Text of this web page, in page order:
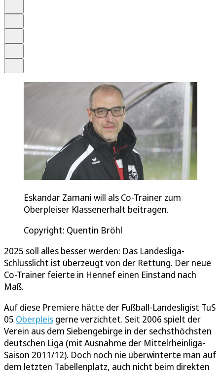
Eskandar Zamani will als Co-Trainer zum
Oberpleiser Klassenerhalt beitragen.
Copyright: Quentin Bröhl
2025 soll alles besser werden: Das Landesliga-
Schlusslicht ist überzeugt von der Rettung. Der neue
Co-Trainer feierte in Hennef einen Einstand nach
Maß.
Auf diese Premiere hätte der Fußball-Landesligist TuS
05 Oberpleis gerne verzichtet. Seit 2006 spielt der
Verein aus dem Siebengebirge in der sechsthöchsten
deutschen Liga (mit Ausnahme der Mittelrheinliga-
Saison 2011/12). Doch noch nie überwinterte man auf
dem letzten Tabellenplatz, auch nicht beim direkten